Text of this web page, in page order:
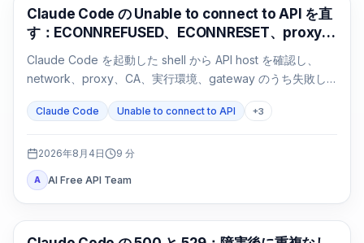
Claude Code
Claude Code の Unable to connect to API を直
す：ECONNREFUSED、ECONNRESET、proxy
Claude Code を起動した shell から API host を確認し、
network、proxy、CA、実行環境、gateway のうち失敗し
Claude Code Unable to connect to API +3
2026年8月4日 9 分
A AI Free API Team
Claude Code